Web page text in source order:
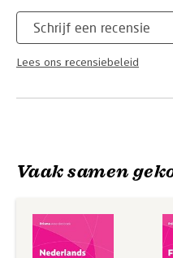
Schrijf een recensie
Lees ons recensiebeleid
Vaak samen